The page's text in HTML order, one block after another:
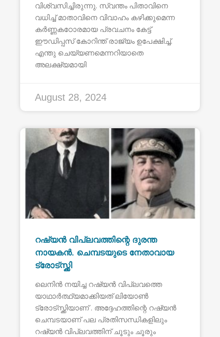
വിശ്വസിച്ചിരുന്നു. സ്വന്തം പിതാവിനെ
വധിച്ച് മാതാവിനെ വിവാഹം കഴിക്കുമെന്ന
കർണ്ണകഠോരമായ പ്രവചനം കേട്ട്
ഈഡിപ്പസ് കോറിന്ത് രാജ്യം ഉപേക്ഷിച്ച്.
എന്തു ചെയ്യണമെന്നറിയാതെ
അലക്ഷ്യമായി
August 28, 2024
റഷ്യൻ വിപ്ലവത്തിന്റെ ദുരന്ത
നായകൻ. ചെമ്പടയുടെ നേതാവായ
ട്രോട്സ്ക്കി
ലെനിൻ നയിച്ച റഷ്യൻ വിപ്ലവത്തെ
യാഥാർത്ഥ്യമാക്കിയത് ലിയോൺ
ട്രോട്സ്ക്കിയാണ് . അദ്ദേഹത്തിന്റെ റഷ്യൻ
ചെമ്പടയാണ് പല പ്രതിസന്ധികളിലും
റഷ്യൻ വിപ്ലവത്തിന് ചൂടും ചൂരും